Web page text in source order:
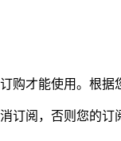
购才能使用。根
订阅，否则您的订